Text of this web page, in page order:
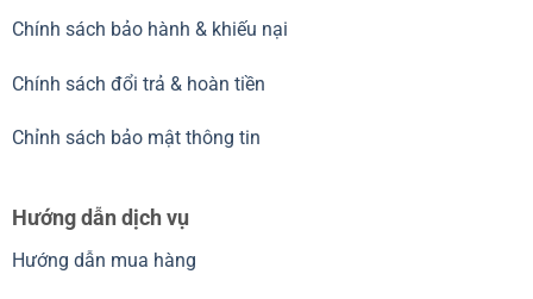
Chính sách bảo hành & khiếu nại
Chính sách đổi trả & hoàn tiền
Chỉnh sách bảo mật thông tin
Hướng dẫn dịch vụ
Hướng dẫn mua hàng